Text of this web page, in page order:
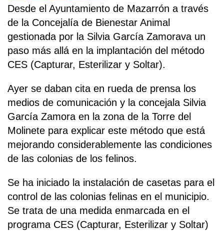
Desde el Ayuntamiento de Mazarrón a través
de la Concejalía de Bienestar Animal
gestionada por la Silvia García Zamorava un
paso más allá en la implantación del método
CES (Capturar, Esterilizar y Soltar).
Ayer se daban cita en rueda de prensa los
medios de comunicación y la concejala Silvia
García Zamora en la zona de la Torre del
Molinete para explicar este método que está
mejorando considerablemente las condiciones
de las colonias de los felinos.
Se ha iniciado la instalación de casetas para el
control de las colonias felinas en el municipio.
Se trata de una medida enmarcada en el
programa CES (Capturar, Esterilizar y Soltar)